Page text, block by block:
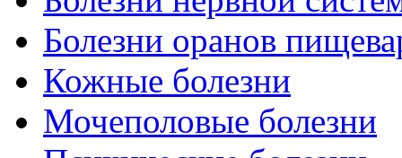
Болезни оранов
Кожные болезни
Мочеполовые болезни